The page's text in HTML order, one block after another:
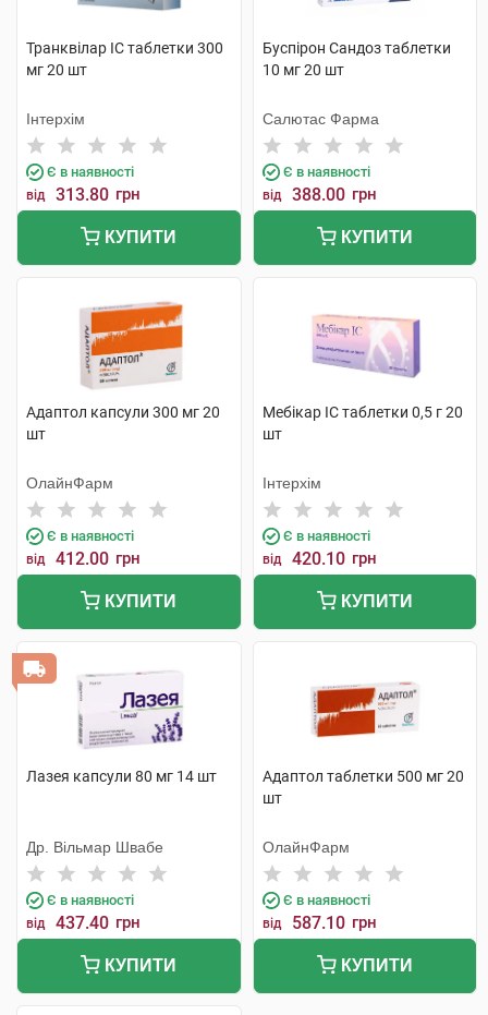
Транквілар IC таблетки 300
мг 20 шт
Інтерхім
Є в наявності
від 313.80 грн
КУПИТИ
Буспірон Сандоз таблетки
10 мг 20 шт
Салютас Фарма
Є в наявності
від 388.00 грн
КУПИТИ
Адаптол капсули 300 мг 20
шт
ОлайнФарм
Є в наявності
від 412.00 грн
КУПИТИ
Мебікар IC таблетки 0,5 г 20
шт
Інтерхім
Є в наявності
від 420.10 грн
КУПИТИ
Лазея капсули 80 мг 14 шт
Др. Вільмар Швабе
Є в наявності
від 437.40 грн
КУПИТИ
Адаптол таблетки 500 мг 20
шт
ОлайнФарм
Є в наявності
від 587.10 грн
КУПИТИ